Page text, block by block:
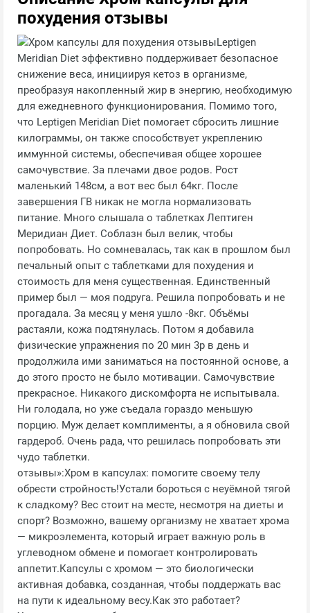
похудения отзывы
Leptigen
Meridian Diеt эффективно поддерживает безопасное
снижение веса, инициируя кетоз в организме,
преобразуя накопленный жир в энергию, необходимую
для ежедневного функционирования. Помимо того,
что Leptigen Meridian Diеt помогает сбросить лишние
килограммы, он также способствует укреплению
иммунной системы, обеспечивая общее хорошее
самочувствие. За плечами двое родов. Рост
маленький 148см, а вот вес был 64кг. После
завершения ГВ никак не могла нормализовать
питание. Много слышала о таблетках Лептиген
Меридиан Диет. Соблазн был велик, чтобы
попробовать. Но сомневалась, так как в прошлом был
печальный опыт с таблетками для похудения и
стоимость для меня существенная. Единственный
пример был — моя подруга. Решила попробовать и не
прогадала. За месяц у меня ушло -8кг. Объёмы
растаяли, кожа подтянулась. Потом я добавила
физические упражнения по 20 мин 3р в день и
продолжила ими заниматься на постоянной основе, а
до этого просто не было мотивации. Самочувствие
прекрасное. Никакого дискомфорта не испытывала.
Ни голодала, но уже съедала гораздо меньшую
порцию. Муж делает комплименты, а я обновила свой
гардероб. Очень рада, что решилась попробовать эти
чудо таблетки.
отзывы»:Хром в капсулах: помогите своему телу
обрести стройность!Устали бороться с неуёмной тягой
к сладкому? Вес стоит на месте, несмотря на диеты и
спорт? Возможно, вашему организму не хватает хрома
— микроэлемента, который играет важную роль в
углеводном обмене и помогает контролировать
аппетит.Капсулы с хромом — это биологически
активная добавка, созданная, чтобы поддержать вас
на пути к идеальному весу.Как это работает?